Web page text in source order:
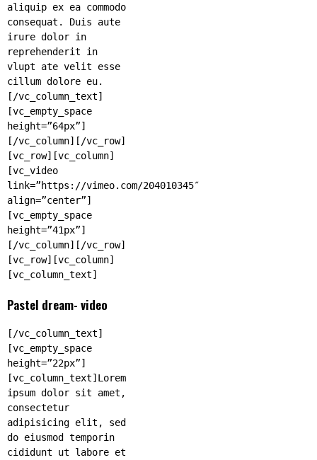
aliquip ex ea commodo
consequat. Duis aute
irure dolor in
reprehenderit in
vlupt ate velit esse
cillum dolore eu.
[/vc_column_text]
[vc_empty_space
height=”64px”]
[/vc_column][/vc_row]
[vc_row][vc_column]
[vc_video
link=”https://vimeo.com/204010345″
align=”center”]
[vc_empty_space
height=”41px”]
[/vc_column][/vc_row]
[vc_row][vc_column]
[vc_column_text]
Pastel dream- video
[/vc_column_text]
[vc_empty_space
height=”22px”]
[vc_column_text]Lorem
ipsum dolor sit amet,
consectetur
adipisicing elit, sed
do eiusmod temporin
cididunt ut labore et